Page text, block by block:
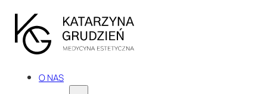
O NAS